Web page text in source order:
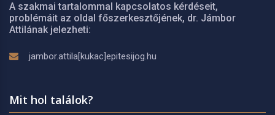
A szakmai tartalommal kapcsolatos kérdéseit,
problémáit az oldal főszerkesztőjének, dr. Jámbor
Attilának jelezheti:
jambor.attila[kukac]epitesijog.hu
Mit hol találok?